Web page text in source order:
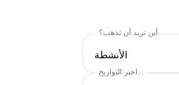
أين تريد أن تذهب؟
الأنشطة
اختر التواريخ...